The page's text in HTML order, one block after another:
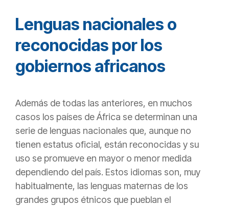
Lenguas nacionales o
reconocidas por los
gobiernos africanos
Además de todas las anteriores, en muchos
casos los países de África se determinan una
serie de lenguas nacionales que, aunque no
tienen estatus oficial, están reconocidas y su
uso se promueve en mayor o menor medida
dependiendo del país. Estos idiomas son, muy
habitualmente, las lenguas maternas de los
grandes grupos étnicos que pueblan el